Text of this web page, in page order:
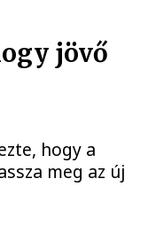
jövő
hogy a
meg az új